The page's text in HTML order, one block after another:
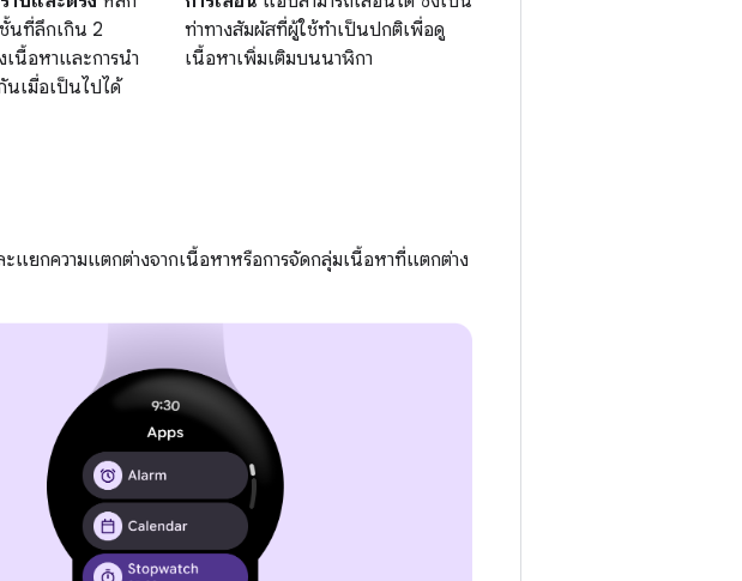
ชั้นที่ลึกเกิน 2
นื้อหาและการนำ
นเมื่อเป็นไปได้
ท่าทางสัมผัสที่ผู้ใช้ทำเป็นปกติเพื่อดู
เนื้อหาเพิ่มเติมบนนาฬิกา
ยกความแตกต่างจากเนื้อหาหรือการจัดกลุ่มเนื้อหาที่แตกต่าง